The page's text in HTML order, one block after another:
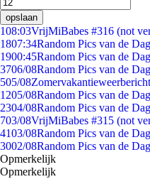
opslaan
108:03VrijMiBabes #316 (not
1807:34Random Pics van de
1900:45Random Pics van de
3706/08Random Pics van de
505/08
1205/08Random Pics van de
2304/08Random Pics van de
703/08VrijMiBabes #315 (not
4103/08Random Pics van de
3002/08Random Pics van de
Opmerkelijk
Opmerkelijk